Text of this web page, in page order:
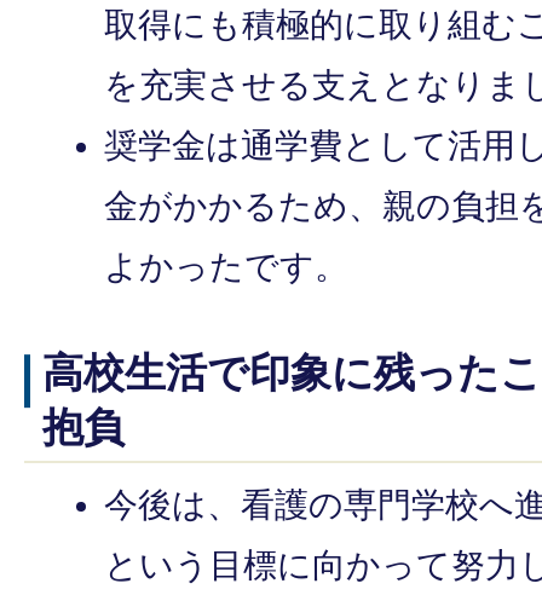
取得にも積極的に取り組む
を充実させる支えとなりま
奨学金は通学費として活用
金がかかるため、親の負担
よかったです。
高校生活で印象に残った
抱負
今後は、看護の専門学校へ
という目標に向かって努力